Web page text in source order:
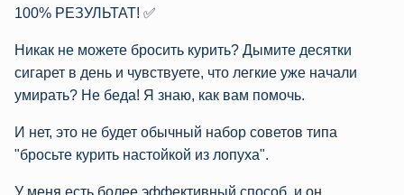
100% РЕЗУЛЬТАТ! ✅
Никак не можете бросить курить? Дымите десятки
сигарет в день и чувствуете, что легкие уже начали
умирать? Не беда! Я знаю, как вам помочь.
И нет, это не будет обычный набор советов типа
"бросьте курить настойкой из лопуха".
У меня есть более эффективный способ, и он